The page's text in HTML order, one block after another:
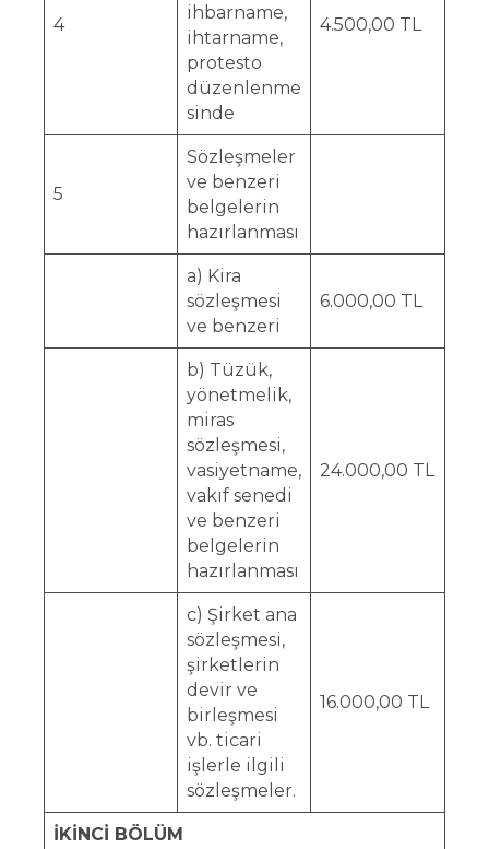
4
ihbarname,
ihtarname,
protesto
düzenlenme
sinde
4.500,00 TL
5
Sözleşmeler
ve benzeri
belgelerin
hazırlanması
a) Kira
sözleşmesi
ve benzeri
6.000,00 TL
b) Tüzük,
yönetmelik,
miras
sözleşmesi,
vasiyetname,
vakıf senedi
ve benzeri
belgelerin
hazırlanması
24.000,00 TL
c) Şirket ana
sözleşmesi,
şirketlerin
devir ve
birleşmesi
vb. ticari
işlerle ilgili
sözleşmeler.
16.000,00 TL
İKİNCİ BÖLÜM